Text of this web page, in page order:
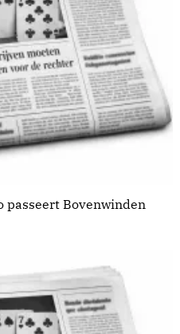
passeert Bovenwinden